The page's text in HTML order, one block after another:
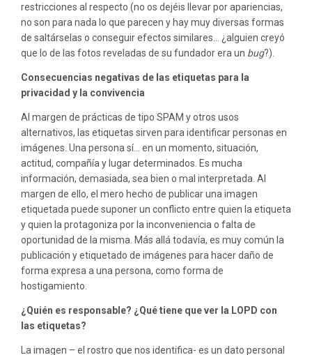
restricciones al respecto (no os dejéis llevar por apariencias,
no son para nada lo que parecen y hay muy diversas formas
de saltárselas o conseguir efectos similares… ¿alguien creyó
que lo de las fotos reveladas de su fundador era un bug?).
Consecuencias negativas de las etiquetas para la
privacidad y la convivencia
Al margen de prácticas de tipo SPAM y otros usos
alternativos, las etiquetas sirven para identificar personas en
imágenes. Una persona sí… en un momento, situación,
actitud, compañía y lugar determinados. Es mucha
información, demasiada, sea bien o mal interpretada. Al
margen de ello, el mero hecho de publicar una imagen
etiquetada puede suponer un conflicto entre quien la etiqueta
y quien la protagoniza por la inconveniencia o falta de
oportunidad de la misma. Más allá todavía, es muy común la
publicación y etiquetado de imágenes para hacer daño de
forma expresa a una persona, como forma de
hostigamiento.
¿Quién es responsable? ¿Qué tiene que ver la LOPD con
las etiquetas?
La imagen – el rostro que nos identifica- es un dato personal